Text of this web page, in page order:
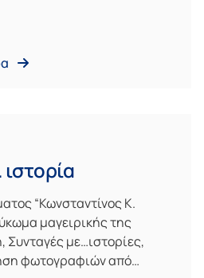
“Κωνσταντίνος Κ.
μαγειρικής της
με…ιστορίες,
φωτογραφιών από…